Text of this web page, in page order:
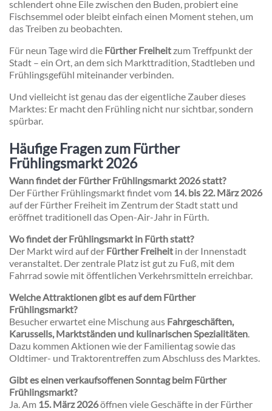
schlendert ohne Eile zwischen den Buden, probiert eine
Fischsemmel oder bleibt einfach einen Moment stehen, um
das Treiben zu beobachten.
Für neun Tage wird die Fürther Freiheitzum Treffpunkt der
Stadt – ein Ort, an dem sich Markttradition, Stadtleben und
Frühlingsgefühl miteinander verbinden.
Und vielleicht ist genau das der eigentliche Zauber dieses
Marktes: Er macht den Frühling nicht nur sichtbar, sondern
spürbar.
Häufige Fragen zum Fürther
Frühlingsmarkt 2026
Wann findet der Fürther Frühlingsmarkt 2026 statt?
Der Fürther Frühlingsmarkt findet vom 14. bis 22. März 2026
auf der Fürther Freiheit im Zentrum der Stadt statt und
eröffnet traditionell das Open-Air-Jahr in Fürth.
Wo findet der Frühlingsmarkt in Fürth statt?
Der Markt wird auf der Fürther Freiheit in der Innenstadt
veranstaltet. Der zentrale Platz ist gut zu Fuß, mit dem
Fahrrad sowie mit öffentlichen Verkehrsmitteln erreichbar.
Welche Attraktionen gibt es auf dem Fürther
Frühlingsmarkt?
Besucher erwartet eine Mischung aus Fahrgeschäften,
Karussells, Marktständen und kulinarischen Spezialitäten.
Dazu kommen Aktionen wie der Familientag sowie das
Oldtimer- und Traktorentreffen zum Abschluss des Marktes.
Gibt es einen verkaufsoffenen Sonntag beim Fürther
Frühlingsmarkt?
Ja. Am 15. März 2026öffnen viele Geschäfte in der Fürther